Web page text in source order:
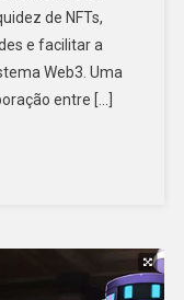
de NFTs,
e facilitar a
Web3. Uma
entre […]